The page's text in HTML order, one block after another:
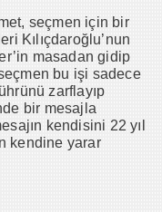
seçmen için bir
Kılıçdaroğlu’nun
masadan gidip
bu işi sadece
zarflayıp
bir mesajla
kendisini 22 yıl
kendine yarar